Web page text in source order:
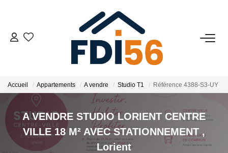
02 97 81 41 39
VENTES
Tous Nos Biens
Prestiges
Investisseurs
Accueil Appartements A vendre Studio T1 Référence 4388-S3-UY
A VENDRE STUDIO LORIENT CENTRE
VILLE 18 M² AVEC STATIONNEMENT,
Lorient